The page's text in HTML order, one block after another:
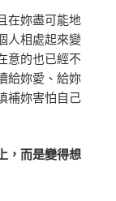
在妳盡可能地
人相處起來變
意的也已經不
給妳愛、給妳
補妳害怕自己
，而是變得想